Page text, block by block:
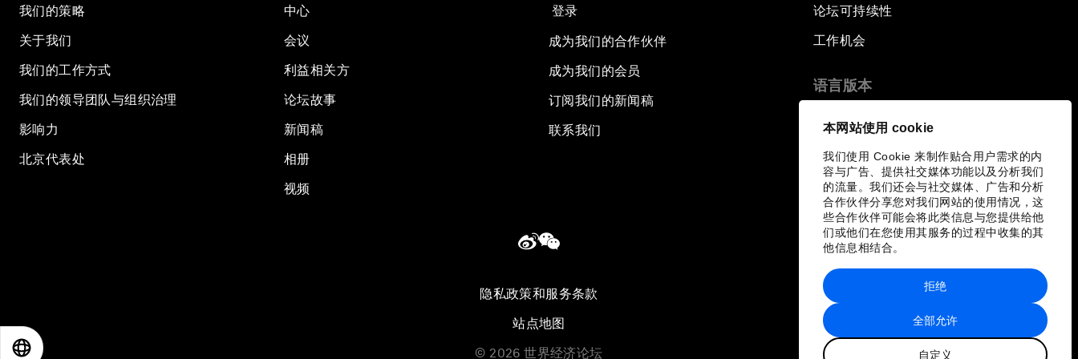
本网站使用 cookie
我们使用 Cookie 来制作贴合用户需求的内
容与广告、提供社交媒体功能以及分析我们
的流量。我们还会与社交媒体、广告和分析
合作伙伴分享您对我们网站的使用情况，这
些合作伙伴可能会将此类信息与您提供给他
们或他们在您使用其服务的过程中收集的其
他信息相结合。
全部允许
自定义
拒绝
我们的策略
关于我们
我们的工作方式
我们的领导团队与组织治理
影响力
北京代表处
中心
会议
利益相关方
论坛故事
新闻稿
相册
视频
登录
成为我们的合作伙伴
成为我们的会员
订阅我们的新闻稿
联系我们
论坛可持续性
工作机会
语言版本
隐私政策和服务条款
站点地图
© 2026 世界经济论坛